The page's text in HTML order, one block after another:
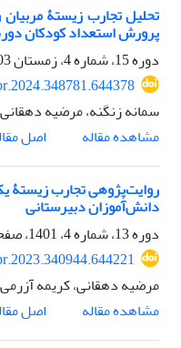
تحلیل تجارب زیستۀ
پرورش استعداد کودکان
دوره 15، شماره 4، زمستان 1403، صفحه
سمانه زنگنه، مرضیه
مشاهده مقاله
اصل
روایت‌پژوهی تجارب زیستۀ
دانش‌آموزان دبیرستانی
دوره 13، شماره 4، 1401، صفحه
مرضیه دهقانی، کریمه
مشاهده مقاله
اصل